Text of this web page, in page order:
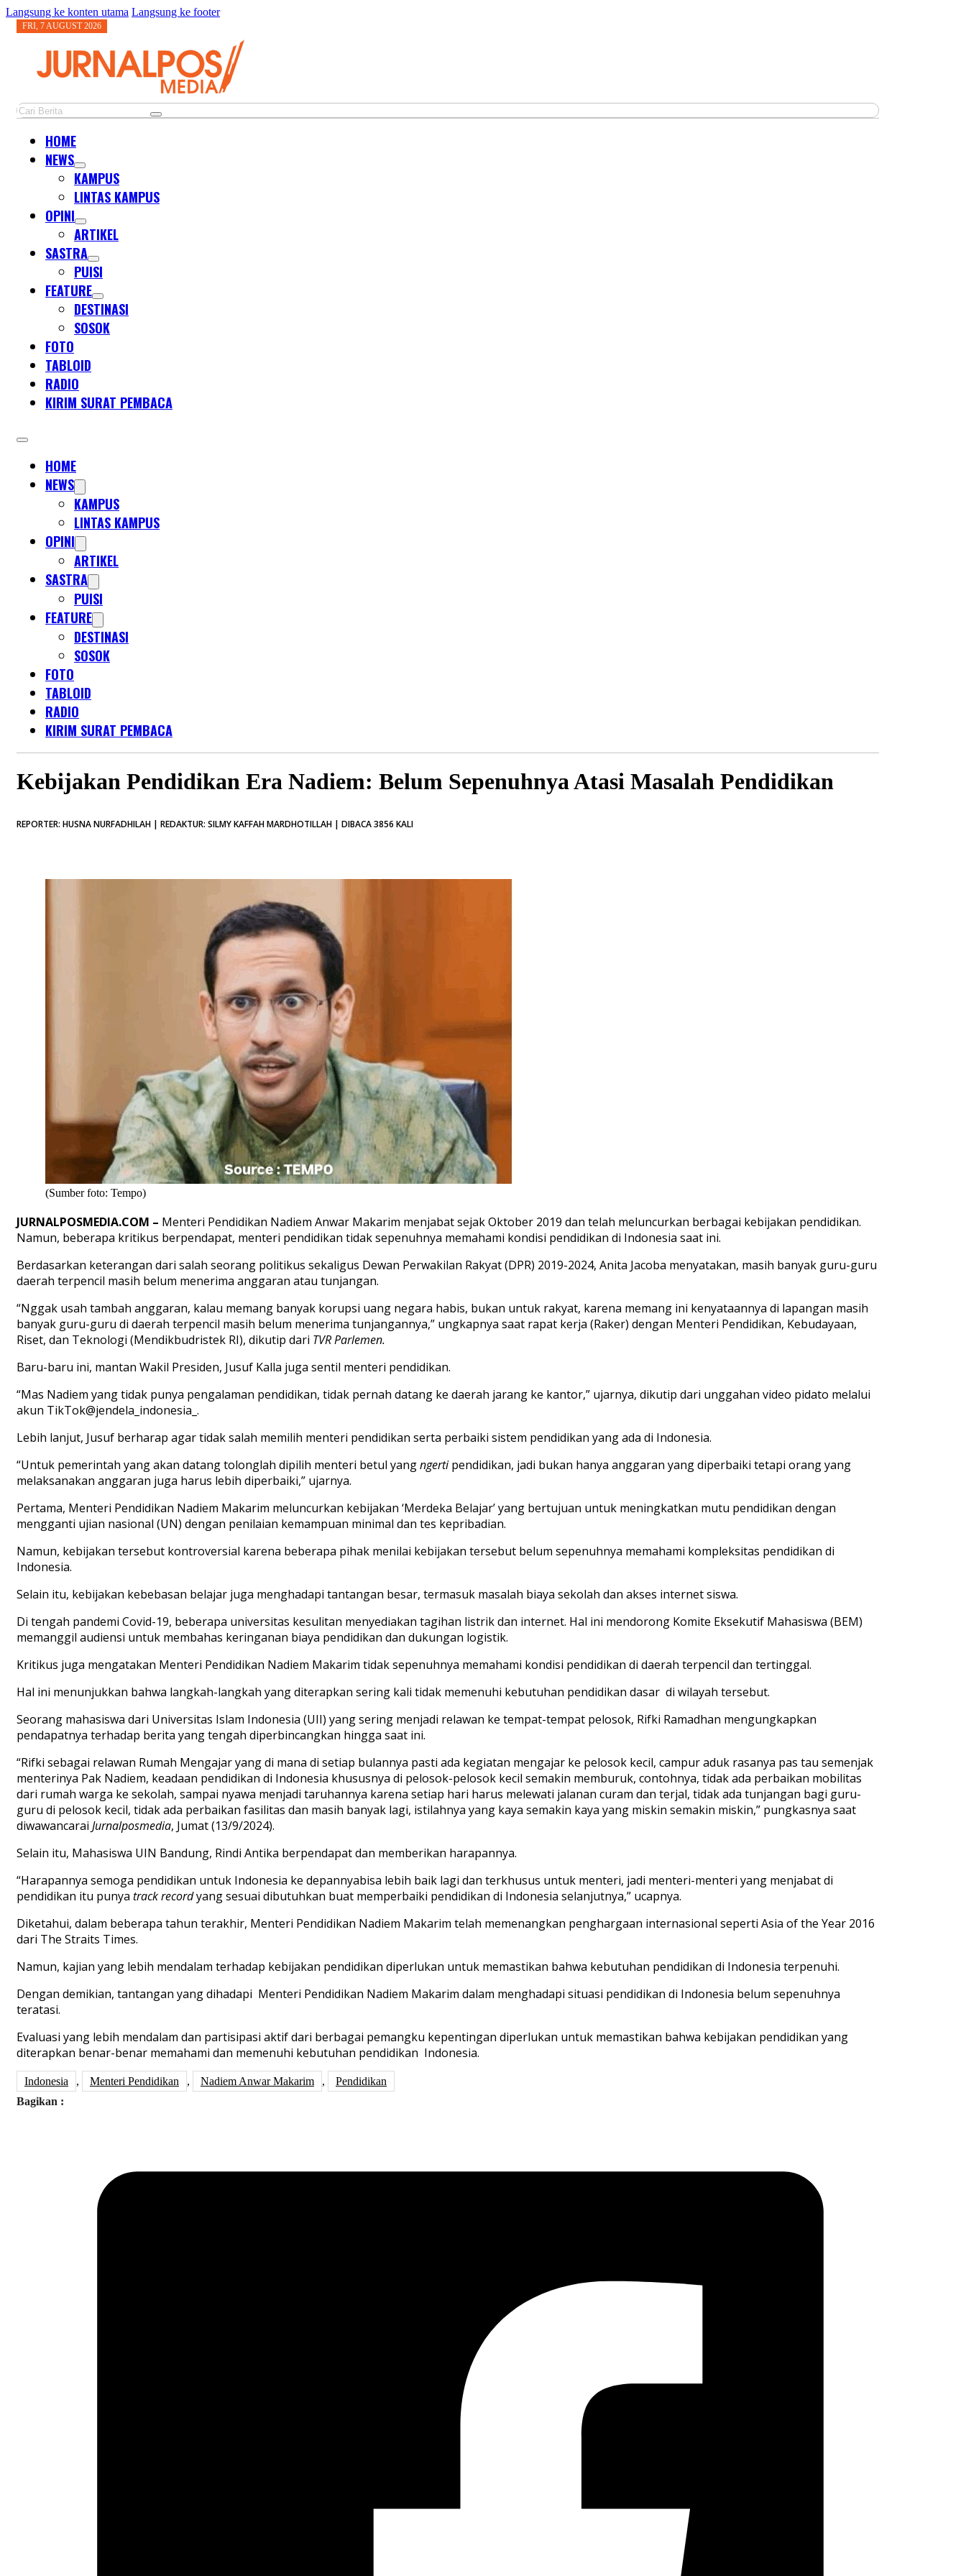
Langsung ke konten utama Langsung ke footer
FRI, 7 AUGUST 2026
Cari
HOME
NEWS
KAMPUS
LINTAS KAMPUS
OPINI
ARTIKEL
SASTRA
PUISI
FEATURE
DESTINASI
SOSOK
FOTO
TABLOID
RADIO
KIRIM SURAT PEMBACA
HOME
NEWS
KAMPUS
LINTAS KAMPUS
OPINI
ARTIKEL
SASTRA
PUISI
FEATURE
DESTINASI
SOSOK
FOTO
TABLOID
RADIO
KIRIM SURAT PEMBACA
Kebijakan Pendidikan Era Nadiem: Belum Sepenuhnya Atasi Masalah Pendidikan
REPORTER: HUSNA NURFADHILAH | REDAKTUR: SILMY KAFFAH MARDHOTILLAH | DIBACA 3856 KALI
(Sumber foto: Tempo)
JURNALPOSMEDIA.COM – Menteri Pendidikan Nadiem Anwar Makarim menjabatsejakOktober 2019 dan telah meluncurkan berbagai kebijakan pendidikan.
Namun, beberapa kritikus berpendapat, menteri pendidikan tidaksepenuhnya memahami kondisi pendidikan di Indonesia saat ini.
Berdasarkan keterangan dari salah seorang politikus sekaligus Dewan Perwakilan Rakyat(DPR) 2019-2024, Anita Jacoba menyatakan, masih banyak guru-guru
daerah terpencil masih belum menerima anggaran atau tunjangan.
“Nggak usah tambah anggaran, kalau memang banyak korupsi uang negara habis, bukan untuk rakyat, karena memang ini kenyataannya di lapangan masih
banyak guru-guru di daerah terpencil masih belum menerima tunjangannya,” ungkapnya saat rapat kerja (Raker) dengan Menteri Pendidikan, Kebudayaan,
Riset, dan Teknologi (Mendikbudristek RI), dikutip dari TVRParlemen.
Baru-baru ini, mantan Wakil Presiden, Jusuf Kalla juga sentil menteri pendidikan.
“Mas Nadiem yangtidak punya pengalaman pendidikan, tidak pernah datang ke daerah jarang ke kantor,” ujarnya, dikutip dari unggahan video pidato melalui
akun TikTok@jendela_indonesia_.
Lebih lanjut, Jusuf berharap agartidaksalah memilih menteri pendidikan serta perbaiki sistem pendidikan yangada di Indonesia.
“Untuk pemerintah yangakan datangtolonglah dipilih menteri betul yangngerti pendidikan, jadi bukan hanya anggaran yangdiperbaiki tetapi orang yang
melaksanakan anggaran juga harus lebih diperbaiki,” ujarnya.
Pertama, Menteri Pendidikan Nadiem Makarim meluncurkan kebijakan ‘Merdeka Belajar’yang bertujuan untuk meningkatkan mutu pendidikan dengan
mengganti ujian nasional (UN) dengan penilaian kemampuan minimal dan tes kepribadian.
Namun, kebijakan tersebut kontroversial karena beberapa pihak menilai kebijakan tersebut belum sepenuhnya memahami kompleksitas pendidikan di
Indonesia.
Selain itu, kebijakan kebebasan belajar juga menghadapi tantangan besar, termasuk masalah biaya sekolah dan akses internetsiswa.
Di tengah pandemi Covid-19, beberapa universitas kesulitan menyediakan tagihan listrikdan internet. Hal ini mendorong Komite Eksekutif Mahasiswa (BEM)
memanggil audiensi untuk membahas keringanan biaya pendidikan dan dukungan logistik.
Kritikus juga mengatakan Menteri Pendidikan Nadiem Makarim tidaksepenuhnya memahami kondisi pendidikan di daerah terpencil dan tertinggal.
Hal ini menunjukkan bahwa langkah-langkah yangditerapkan sering kali tidak memenuhi kebutuhan pendidikan dasar di wilayah tersebut.
Seorang mahasiswa dari Universitas Islam Indonesia (UII) yangsering menjadi relawan ke tempat-tempat pelosok, Rifki Ramadhan mengungkapkan
pendapatnya terhadap berita yangtengah diperbincangkan hingga saat ini.
“Rifki sebagai relawan Rumah Mengajaryangdi mana di setiap bulannya pasti ada kegiatan mengajar ke pelosok kecil, campuraduk rasanya pas tau semenjak
menterinya Pak Nadiem, keadaan pendidikan di Indonesia khususnya di pelosok-pelosok kecil semakin memburuk, contohnya, tidakada perbaikan mobilitas
dari rumah warga ke sekolah, sampai nyawa menjadi taruhannya karena setiap hari harus melewati jalanan curam dan terjal, tidakada tunjangan bagi guru-
guru di pelosok kecil, tidakada perbaikan fasilitas dan masih banyak lagi, istilahnya yang kaya semakin kaya yang miskin semakin miskin,” pungkasnya saat
diwawancarai Jurnalposmedia, Jumat(13/9/2024).
Selain itu, Mahasiswa UIN Bandung, Rindi Antika berpendapatdan memberikan harapannya.
“Harapannya semoga pendidikan untuk Indonesia ke depannyabisa lebih baik lagi dan terkhusus untuk menteri, jadi menteri-menteri yang menjabatdi
pendidikan itu punya track recordyangsesuai dibutuhkan buat memperbaiki pendidikan di Indonesia selanjutnya,” ucapnya.
Diketahui, dalam beberapa tahun terakhir, Menteri Pendidikan Nadiem Makarim telah memenangkan penghargaan internasional seperti Asia of the Year 2016
dari The Straits Times.
Namun, kajian yang lebih mendalam terhadap kebijakan pendidikan diperlukan untuk memastikan bahwa kebutuhan pendidikan di Indonesia terpenuhi.
Dengan demikian, tantangan yangdihadapi Menteri Pendidikan Nadiem Makarim dalam menghadapi situasi pendidikan di Indonesia belum sepenuhnya
teratasi.
Evaluasi yang lebih mendalam dan partisipasi aktifdari berbagai pemangku kepentingan diperlukan untuk memastikan bahwa kebijakan pendidikan yang
diterapkan benar-benar memahami dan memenuhi kebutuhan pendidikan Indonesia.
Indonesia , Menteri Pendidikan , Nadiem Anwar Makarim ,
Pendidikan
Bagikan :